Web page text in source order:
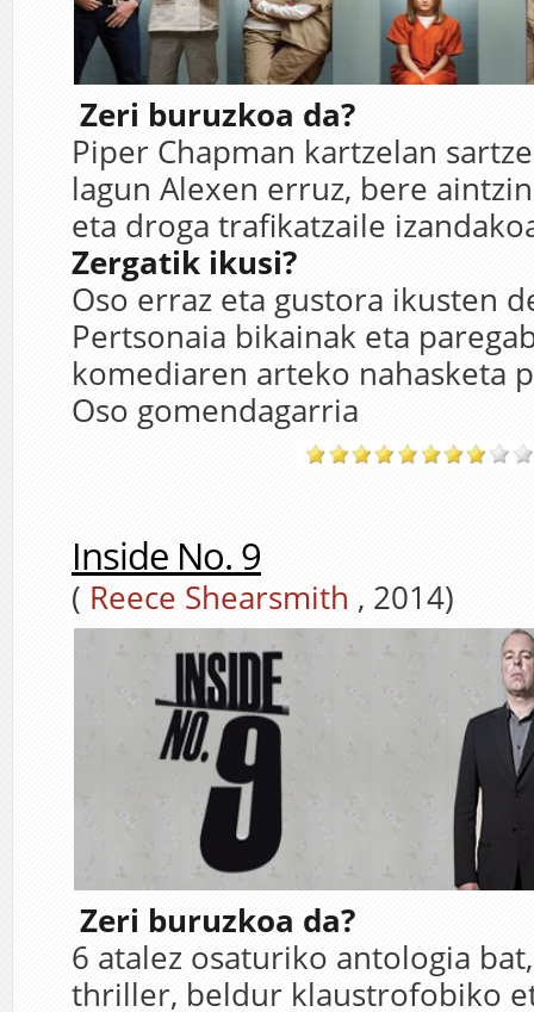
Zeri buruzkoa da?
Piper Chapman kartzelan
lagun Alexen erruz, bere
eta droga trafikatzaile
Zergatik ikusi?
Oso erraz eta gustora ikusten
Pertsonaia bikainak eta
komediaren arteko nahasketa
Oso gomendagarria
Inside No. 9
( Reece Shearsmith , 2014)
Zeri buruzkoa da?
6 atalez osaturiko antologia
thriller, beldur klaustrofobiko